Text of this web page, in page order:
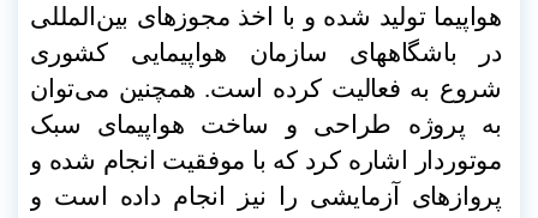
هواپیما تولید شده و با اخذ مجوزهای بین‌المللی
در باشگاههای سازمان هواپیمایی کشوری
شروع به فعالیت کرده است. همچنین می‌توان
به پروژه طراحی و ساخت هواپیمای سبک
موتوردار اشاره کرد که با موفقیت انجام شده و
پروازهای آزمایشی را نیز انجام داده است و